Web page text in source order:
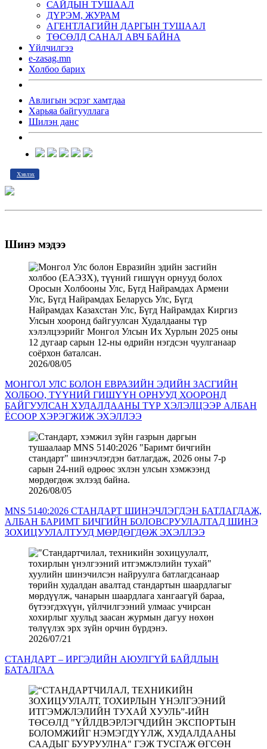
САЙДЫН ТУШААЛ
ДҮРЭМ, ЖУРАМ
АГЕНТЛАГИЙН ДАРГЫН ТУШААЛ
ТӨСӨЛД САНАЛ АВЧ БАЙНА
Үйлчилгээ
e-zasag.mn
Холбоо барих
Авлигын эсрэг хамтдаа
Харьяа байгууллага
Шилэн данс
Хэвлэх
Шинэ мэдээ
2026/08/05
МОНГОЛ УЛС БОЛОН ЕВРАЗИЙН ЭДИЙН ЗАСГИЙН
ХОЛБОО, ТҮҮНИЙ ГИШҮҮН ОРНУУД ХООРОНД
БАЙГУУЛСАН ХУДАЛДААНЫ ТҮР ХЭЛЭЛЦЭЭР АЛБАН
ЁСООР ХЭРЭГЖИЖ ЭХЭЛЛЭЭ
2026/08/05
MNS 5140:2026 СТАНДАРТ ШИНЭЧЛЭГДЭН БАТЛАГДАЖ,
АЛБАН БАРИМТ БИЧГИЙН БОЛОВСРУУЛАЛТАД ШИНЭ
ЗОХИЦУУЛАЛТУУД МӨРДӨГДӨЖ ЭХЭЛЛЭЭ
2026/07/21
СТАНДАРТ – ИРГЭДИЙН АЮУЛГҮЙ БАЙДЛЫН
БАТАЛГАА